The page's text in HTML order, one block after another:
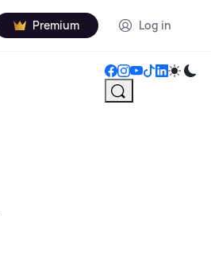
Premium Log in